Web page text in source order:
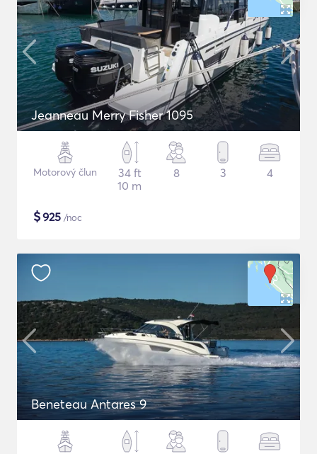
Jeanneau Merry Fisher 1095
Motorový člun
34 ft
10 m
8 3 4
$925 /noc
Beneteau Antares 9